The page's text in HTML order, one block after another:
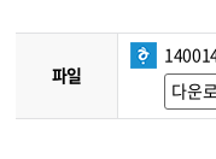
파일
다운